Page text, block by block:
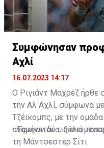
Συμφώνησαν
Αχλί
16.07.2023 14:17
Ο Ριγιάντ Μαχρέζ ήρθε
την Αλ Αχλί, σύμφωνα
Τζέικομπς, με την
αναμένεται τις
τη Μάντσεστερ Σίτι.
•Έφυγαν δύο, θέλει